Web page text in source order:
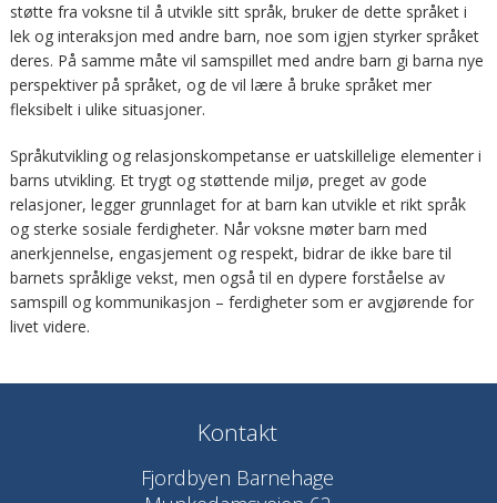
støtte fra voksne til å utvikle sitt språk, bruker de dette språket i
lek og interaksjon med andre barn, noe som igjen styrker språket
deres. På samme måte vil samspillet med andre barn gi barna nye
perspektiver på språket, og de vil lære å bruke språket mer
fleksibelt i ulike situasjoner.
Språkutvikling og relasjonskompetanse er uatskillelige elementer i
barns utvikling. Et trygt og støttende miljø, preget av gode
relasjoner, legger grunnlaget for at barn kan utvikle et rikt språk
og sterke sosiale ferdigheter. Når voksne møter barn med
anerkjennelse, engasjement og respekt, bidrar de ikke bare til
barnets språklige vekst, men også til en dypere forståelse av
samspill og kommunikasjon – ferdigheter som er avgjørende for
livet videre.
Kontakt
Fjordbyen Barnehage